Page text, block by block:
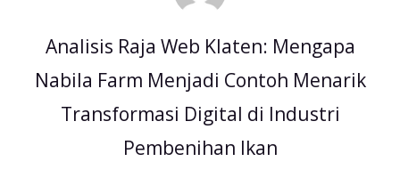
Analisis Raja Web Klaten: Mengapa
Nabila Farm Menjadi Contoh Menarik
Transformasi Digital di Industri
Pembenihan Ikan